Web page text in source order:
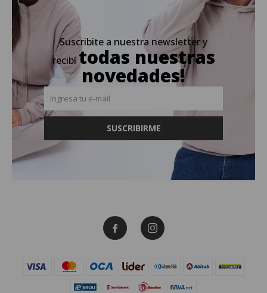
Suscribite a nuestra newsletter y
recibí todas nuestras
novedades!
SUSCRIBIRME
 